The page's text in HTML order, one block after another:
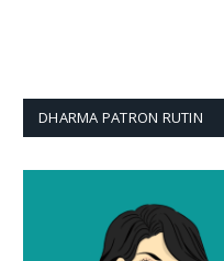
DHARMA PATRON RUTIN